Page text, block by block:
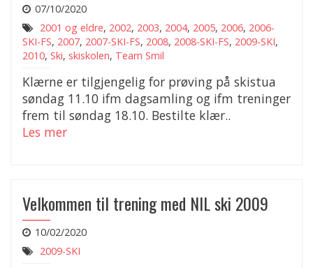
07/10/2020
2001 og eldre, 2002, 2003, 2004, 2005, 2006, 2006-
SKI-FS, 2007, 2007-SKI-FS, 2008, 2008-SKI-FS, 2009-SKI,
2010, Ski, skiskolen, Team Smil
Klærne er tilgjengelig for prøving på skistua
søndag 11.10 ifm dagsamling og ifm treninger
frem til søndag 18.10. Bestilte klær..
Les mer
Velkommen til trening med NIL ski 2009
10/02/2020
2009-SKI